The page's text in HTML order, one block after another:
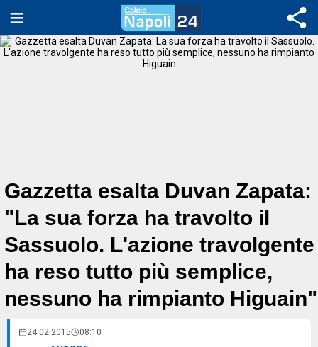
Gazzetta esalta Duvan Zapata:
"La sua forza ha travolto il
Sassuolo. L'azione travolgente
ha reso tutto più semplice,
nessuno ha rimpianto Higuain"
24.02.2015 08:10